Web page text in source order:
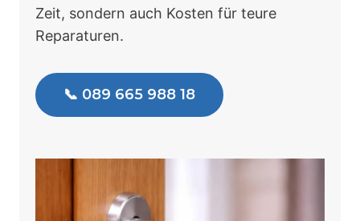
Zeit, sondern auch Kosten für teure
Reparaturen.
📞 089 665 988 18